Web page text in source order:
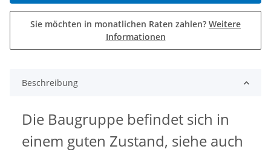
Sie möchten in monatlichen Raten zahlen? Weitere
Informationen
Beschreibung
Die Baugruppe befindet sich in
einem guten Zustand, siehe auch